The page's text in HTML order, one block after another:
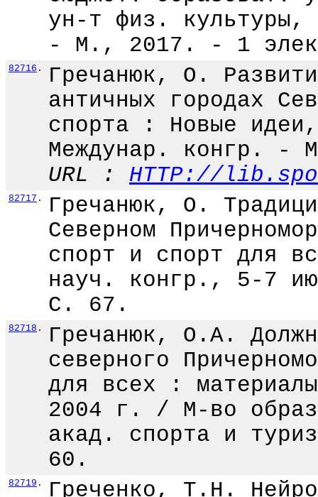
ун-т физ. культуры,
- М., 2017. - 1
82716 .
Гречанюк, О.
античных городах
спорта : Новые
Междунар. конгр.
URL : HTTP://
82717 .
Гречанюк, О.
Северном
спорт и спорт для
науч. конгр., 5-7
С. 67.
82718 .
Гречанюк, О.А.
северного
для всех :
2004 г. / М-во
акад. спорта и
60.
82719 . Греченко, Т.Н.